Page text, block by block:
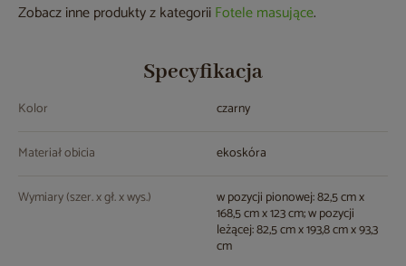
Zobacz inne produkty z kategoriiFotele masujące.
Specyfikacja
Kolor czarny
Materiał obicia ekoskóra
Wymiary (szer. x gł. x wys.) w pozycji pionowej: 82,5 cm x
168,5 cm x 123 cm; w pozycji
leżącej: 82,5 cm x 193,8 cm x 93,3
cm